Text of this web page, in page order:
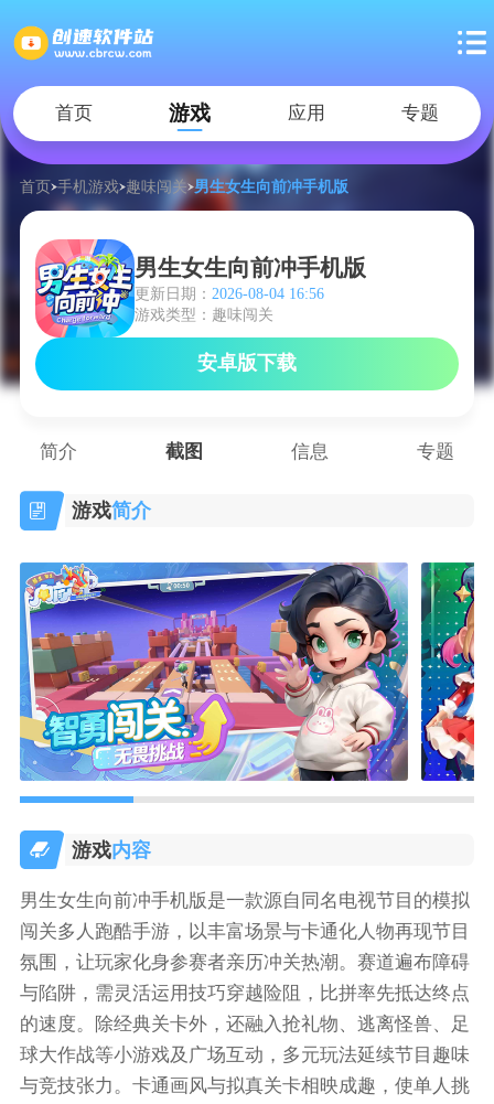
首页 游戏 应用 专题
首页 手机游戏 趣味闯关 男生女生向前冲手机版
男生女生向前冲手机版
更新日期： 2026-08-04 16:56
游戏类型：趣味闯关
安卓版下载
简介 截图 信息 专题
游戏简介
游戏内容
男生女生向前冲手机版是一款源自同名电视节目的模拟
闯关多人跑酷手游，以丰富场景与卡通化人物再现节目
氛围，让玩家化身参赛者亲历冲关热潮。赛道遍布障碍
与陷阱，需灵活运用技巧穿越险阻，比拼率先抵达终点
的速度。除经典关卡外，还融入抢礼物、逃离怪兽、足
球大作战等小游戏及广场互动，多元玩法延续节目趣味
与竞技张力。卡通画风与拟真关卡相映成趣，使单人挑